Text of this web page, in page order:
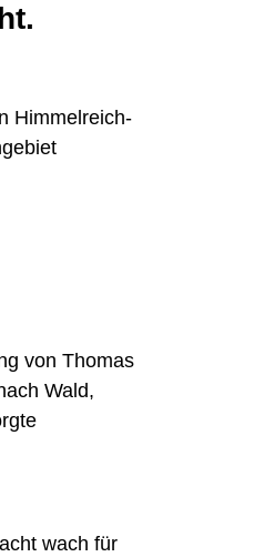
Himmelreich-
von Thomas
Wald,
wach für